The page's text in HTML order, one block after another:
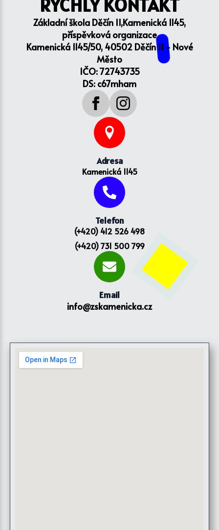
RYCHLÝ KONTAKT
Základní škola Děčín II,Kamenická 1145,
příspěvková organizace
Kamenická 1145/50, 40502 Děčín II - Nové
Město
IČO: 72743735
DS: c67mham
Adresa
Kamenická 1145
Telefon
(+420) 412 526 498
(+420) 731 500 799
Email
info@zskamenicka.cz